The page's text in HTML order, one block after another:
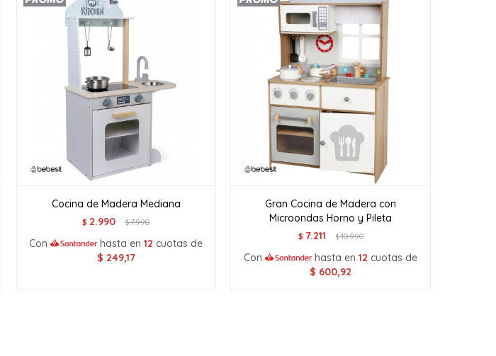
Cocina de Madera Mediana
$ 2.990 $7.990
Con hasta en12 cuotas de
$ 249,17
Gran Cocina de Madera con
Microondas Horno y Pileta
$ 7.211 $10.990
Con hasta en12 cuotas de
$ 600,92